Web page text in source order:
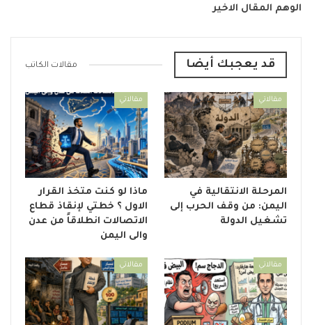
الوهم المقال الاخير
قد يعجبك أيضا مقالات الكاتب
مقالاتي
المرحلة الانتقالية في
اليمن: من وقف الحرب إلى
تشغيل الدولة
مقالاتي
ماذا لو كنت متخذ القرار
الاول ؟ خطتي لإنقاذ قطاع
الاتصالات انطلاقاً من عدن
والى اليمن
مقالاتي مقالاتي